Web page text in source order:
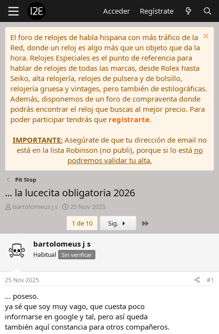
Acceder Regístrate
El foro de relojes de habla hispana con más tráfico de la
Red, donde un reloj es algo más que un objeto que da la
hora. Relojes Especiales es el punto de referencia para
hablar de relojes de todas las marcas, desde Rolex hasta
Seiko, alta relojería, relojes de pulsera y de bolsillo,
relojería gruesa y vintages, pero también de estilográficas.
Además, disponemos de un foro de compraventa donde
podrás encontrar el reloj que buscas al mejor precio. Para
poder participar tendrás que registrarte.
IMPORTANTE:Asegúrate de que tu dirección de email no
está en la lista Robinson (no publi), porque si lo está no
podremos validar tu alta.
Pit Stop
... la lucecita obligatoria 2026
I
c
a
d
o
r
d
e
l
h
i
l
bartolomeus j s
F
e
h
a
d
e
i
o
25 Nov 2025
1 de 10
Sig.
bartolomeus j s
Habitual Sin verificar
25 Nov 2025 #1
... poseso.
ya sé que soy muy vago, que cuesta poco
informarse en google y tal, pero así queda
también aquí constancia para otros compañeros.